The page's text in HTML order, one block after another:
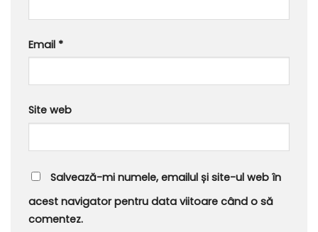
Email *
Site web
Salvează-mi numele, emailul și site-ul web în
acest navigator pentru data viitoare când o să
comentez.